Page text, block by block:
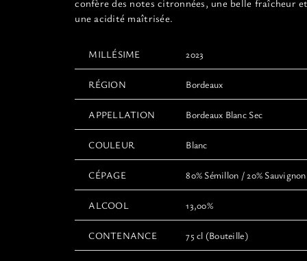
confère des notes citronnées, une belle fraîcheur
une acidité maîtrisée.
MILLÉSIME 2023
RÉGION Bordeaux
APPELLATION Bordeaux Blanc Sec
COULEUR Blanc
CÉPAGE 80% Sémillon / 20% Sauvignon
ALCOOL 13,00%
CONTENANCE 75 cl (Bouteille)